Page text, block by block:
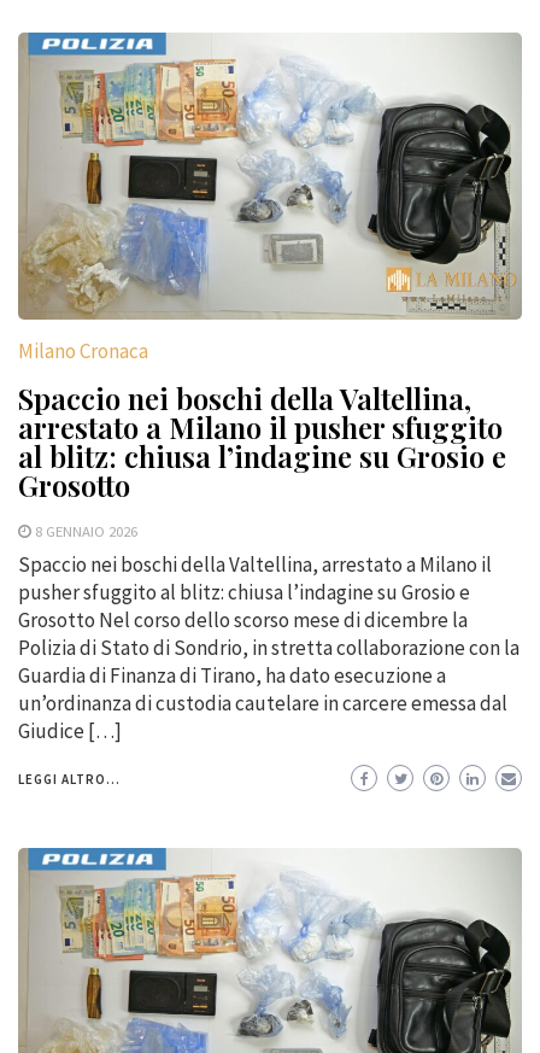
Milano Cronaca
Spaccio nei boschi della Valtellina,
arrestato a Milano il pusher sfuggito
al blitz: chiusa l’indagine su Grosio e
Grosotto
8 GENNAIO 2026
Spaccio nei boschi della Valtellina, arrestato a Milano il
pusher sfuggito al blitz: chiusa l’indagine su Grosio e
Grosotto Nel corso dello scorso mese di dicembre la
Polizia di Stato di Sondrio, in stretta collaborazione con la
Guardia di Finanza di Tirano, ha dato esecuzione a
un’ordinanza di custodia cautelare in carcere emessa dal
Giudice […]
LEGGI ALTRO...